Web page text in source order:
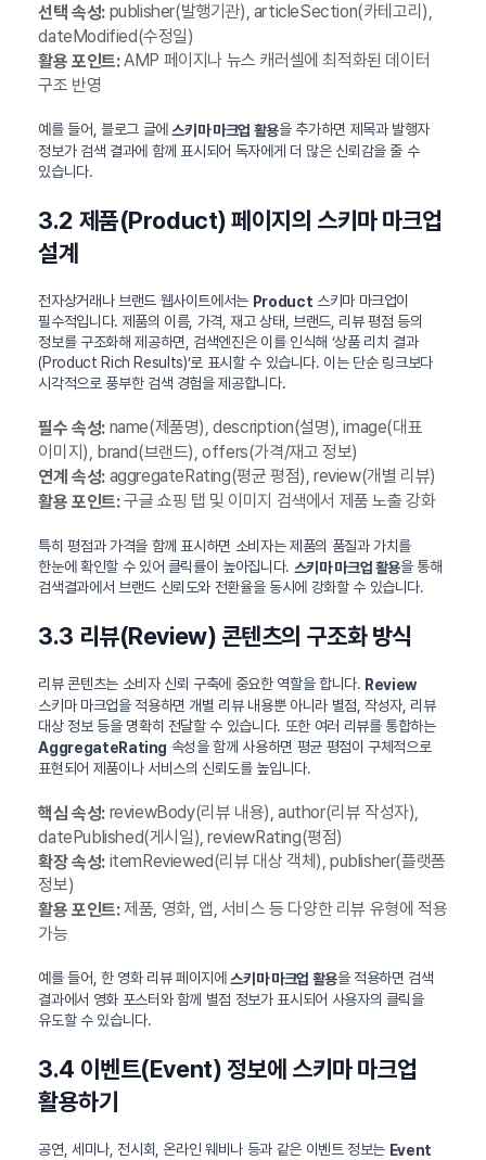
선택 속성:publisher(발행기관), articleSection(카테고리),
dateModified(수정일)
활용 포인트:AMP 페이지나 뉴스 캐러셀에 최적화된 데이터
구조 반영
예를 들어, 블로그 글에 스키마 마크업 활용을 추가하면 제목과 발행자
정보가 검색 결과에 함께 표시되어 독자에게 더 많은 신뢰감을 줄 수
있습니다.
3.2 제품(Product) 페이지의 스키마 마크업
설계
전자상거래나 브랜드 웹사이트에서는 Product 스키마 마크업이
필수적입니다. 제품의 이름, 가격, 재고 상태, 브랜드, 리뷰 평점 등의
정보를 구조화해 제공하면, 검색엔진은 이를 인식해 ‘상품 리치 결과
(Product Rich Results)’로 표시할 수 있습니다. 이는 단순 링크보다
시각적으로 풍부한 검색 경험을 제공합니다.
필수 속성:name(제품명), description(설명), image(대표
이미지), brand(브랜드), offers(가격/재고 정보)
연계 속성:aggregateRating(평균 평점), review(개별 리뷰)
활용 포인트:구글 쇼핑 탭 및 이미지 검색에서 제품 노출 강화
특히 평점과 가격을 함께 표시하면 소비자는 제품의 품질과 가치를
한눈에 확인할 수 있어 클릭률이 높아집니다. 스키마 마크업 활용을 통해
검색결과에서 브랜드 신뢰도와 전환율을 동시에 강화할 수 있습니다.
3.3 리뷰(Review) 콘텐츠의 구조화 방식
리뷰 콘텐츠는 소비자 신뢰 구축에 중요한 역할을 합니다. Review
스키마 마크업을 적용하면 개별 리뷰 내용뿐 아니라 별점, 작성자, 리뷰
대상 정보 등을 명확히 전달할 수 있습니다. 또한 여러 리뷰를 통합하는
AggregateRating 속성을 함께 사용하면 평균 평점이 구체적으로
표현되어 제품이나 서비스의 신뢰도를 높입니다.
핵심 속성:reviewBody(리뷰 내용), author(리뷰 작성자),
datePublished(게시일), reviewRating(평점)
확장 속성:itemReviewed(리뷰 대상 객체), publisher(플랫폼
정보)
활용 포인트:제품, 영화, 앱, 서비스 등 다양한 리뷰 유형에 적용
가능
예를 들어, 한 영화 리뷰 페이지에스키마 마크업 활용을 적용하면 검색
결과에서 영화 포스터와 함께 별점 정보가 표시되어 사용자의 클릭을
유도할 수 있습니다.
3.4 이벤트(Event) 정보에 스키마 마크업
활용하기
공연, 세미나, 전시회, 온라인 웨비나 등과 같은 이벤트 정보는 Event